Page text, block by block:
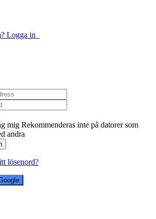
Logga in
mig Rekommenderas inte på datorer som
andra
lösenord?